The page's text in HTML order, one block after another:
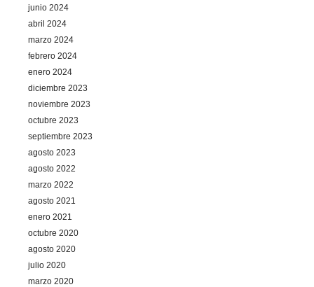
junio 2024
abril 2024
marzo 2024
febrero 2024
enero 2024
diciembre 2023
noviembre 2023
octubre 2023
septiembre 2023
agosto 2023
agosto 2022
marzo 2022
agosto 2021
enero 2021
octubre 2020
agosto 2020
julio 2020
marzo 2020